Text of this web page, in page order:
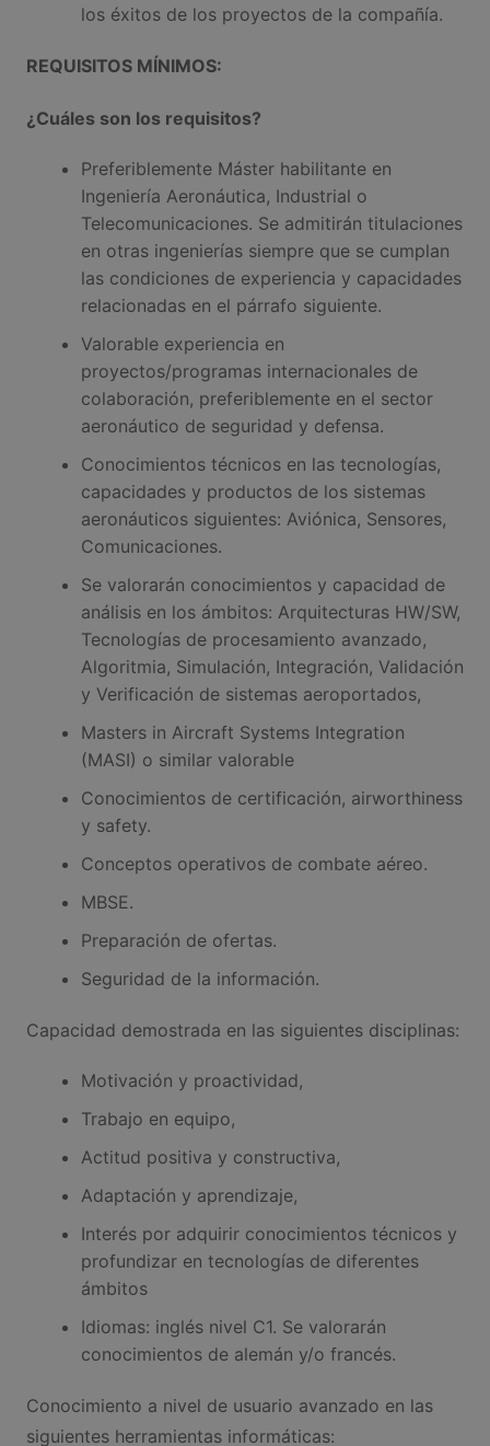
los éxitos de los proyectos de la compañía.
REQUISITOS MÍNIMOS:
¿Cuáles son los requisitos?
Preferiblemente Máster habilitante en
Ingeniería Aeronáutica, Industrial o
Telecomunicaciones. Se admitirán titulaciones
en otras ingenierías siempre que se cumplan
las condiciones de experiencia y capacidades
relacionadas en el párrafo siguiente.
Valorable experiencia en
proyectos/programas internacionales de
colaboración, preferiblemente en el sector
aeronáutico de seguridad y defensa.
Conocimientos técnicos en las tecnologías,
capacidades y productos de los sistemas
aeronáuticos siguientes: Aviónica, Sensores,
Comunicaciones.
Se valorarán conocimientos y capacidad de
análisis en los ámbitos: Arquitecturas HW/SW,
Tecnologías de procesamiento avanzado,
Algoritmia, Simulación, Integración, Validación
y Verificación de sistemas aeroportados,
Masters in Aircraft Systems Integration
(MASI) o similar valorable
Conocimientos de certificación, airworthiness
y safety.
Conceptos operativos de combate aéreo.
MBSE.
Preparación de ofertas.
Seguridad de la información.
Capacidad demostrada en las siguientes disciplinas:
Motivación y proactividad,
Trabajo en equipo,
Actitud positiva y constructiva,
Adaptación y aprendizaje,
Interés por adquirir conocimientos técnicos y
profundizar en tecnologías de diferentes
ámbitos
Idiomas: inglés nivel C1. Se valorarán
conocimientos de alemán y/o francés.
Conocimiento a nivel de usuario avanzado en las
siguientes herramientas informáticas: